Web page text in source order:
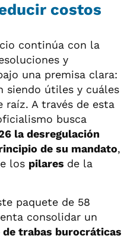
costos
continúa con la
y
una premisa clara:
siendo útiles y cuáles
raíz. A través de esta
busca
la desregulación
de su mandato,
los pilares de la
paquete de 58
consolidar un
trabas burocráticas